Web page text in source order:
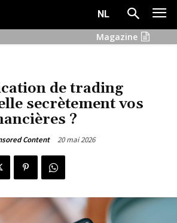
NL
Magazine
de trading
secrètement vos
?
Content 20 mai 2026